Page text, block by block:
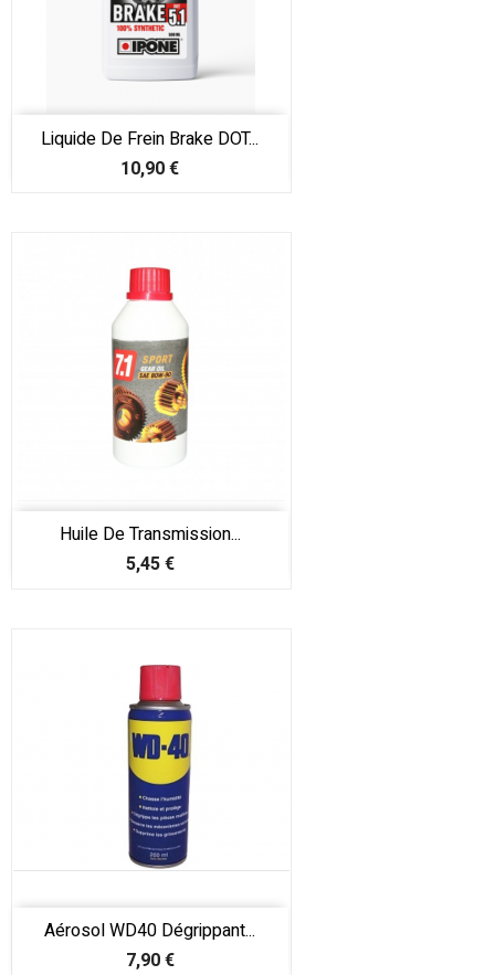
Liquide De Frein Brake DOT...
Prix
10,90 €
Huile De Transmission...
Prix
5,45 €
Aérosol WD40 Dégrippant...
Prix
7,90 €